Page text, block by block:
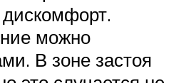
дискомфорт.
можно
В зоне застоя